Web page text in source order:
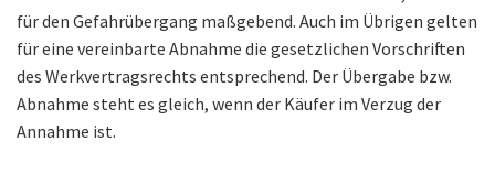
für den Gefahrübergang maßgebend. Auch im Übrigen gelten
für eine vereinbarte Abnahme die gesetzlichen Vorschriften
des Werkvertragsrechts entsprechend. Der Übergabe bzw.
Abnahme steht es gleich, wenn der Käufer im Verzug der
Annahme ist.